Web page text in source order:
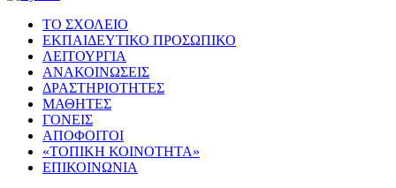
ΤΟ ΣΧΟΛΕΙΟ
ΕΚΠΑΙΔΕΥΤΙΚΟ ΠΡΟΣΩΠΙΚΟ
ΛΕΙΤΟΥΡΓΙΑ
ΑΝΑΚΟΙΝΩΣΕΙΣ
ΔΡΑΣΤΗΡΙΟΤΗΤΕΣ
ΜΑΘΗΤΕΣ
ΓΟΝΕΙΣ
ΑΠΟΦΟΙΤΟΙ
«ΤΟΠΙΚΗ ΚΟΙΝΟΤΗΤΑ»
ΕΠΙΚΟΙΝΩΝΙΑ